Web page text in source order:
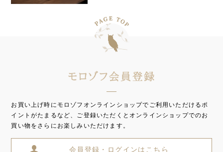
お買い上げ時にモロゾフオンラインショップでご利用いただけるポ
イントがたまるなど、ご登録いただくとオンラインショップでのお
買い物をさらにお楽しみいただけます。
会員登録・ログインはこちら